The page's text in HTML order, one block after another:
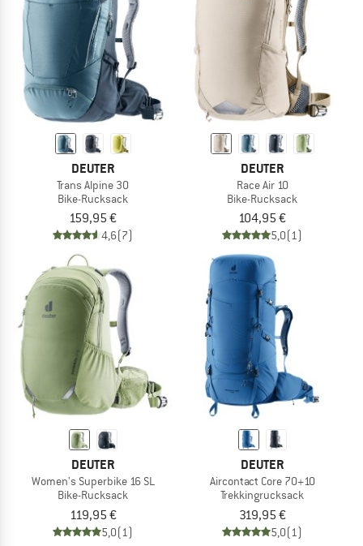
DEUTER
Trans Alpine 30
Bike-Rucksack
159,95 €
4,6(7)
DEUTER
Race Air 10
Bike-Rucksack
104,95 €
5,0(1)
DEUTER
Women's Superbike 16 SL
Bike-Rucksack
119,95 €
5,0(1)
DEUTER
Aircontact Core 70+10
Trekkingrucksack
319,95 €
5,0(1)